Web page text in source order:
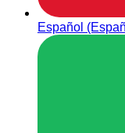
Español